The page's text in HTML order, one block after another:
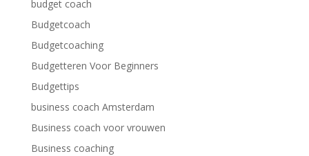
budget coach
Budgetcoach
Budgetcoaching
Budgetteren Voor Beginners
Budgettips
business coach Amsterdam
Business coach voor vrouwen
Business coaching